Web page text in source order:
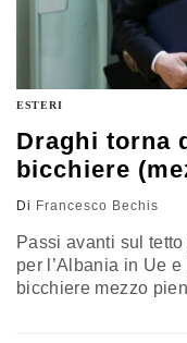
ESTERI
Draghi torna
bicchiere
Di Francesco Bechis
Passi avanti sul
per l’Albania in Ue
bicchiere mezzo